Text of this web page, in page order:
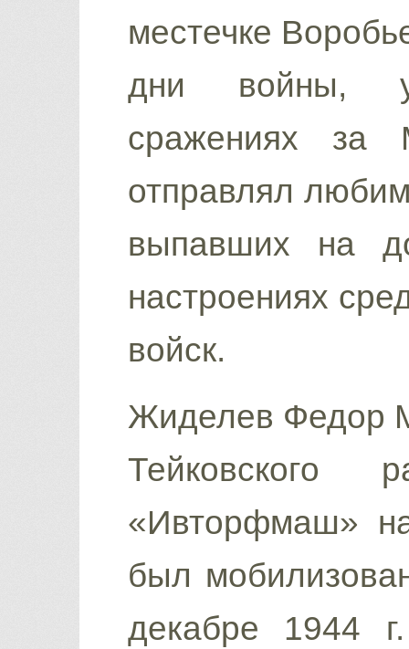
местечке
дни войны,
сражениях за
отправлял
выпавших на
настроениях
войск.
Жиделев Федор
«Ивторфмаш»
был
декабре 1944